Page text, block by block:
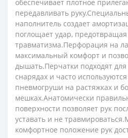
обеспечивает плотное
передавливать
наполнитель создает
поглощает удар, предотвращая
травматизма.Перфорация на
максимальный комфорт и
дышать.Перчатки подходят
снарядах и часто
пневмогруши на растяжках и
мешках.Анатомически
поверхности позволяет рук
уставать и не
комфортное положение рук